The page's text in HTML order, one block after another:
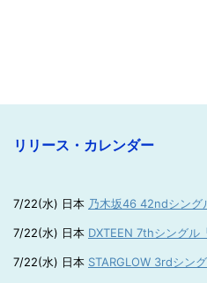
リリース・カレンダー
7/22(水) 日本 乃木坂46 42ndシング
7/22(水) 日本 DXTEEN 7thシングル
7/22(水) 日本 STARGLOW 3rdシン